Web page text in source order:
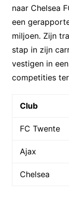
naar Chelsea
een
miljoen. Zijn
stap in zijn
vestigen in een
competities
Club
FC Twente
Ajax
Chelsea